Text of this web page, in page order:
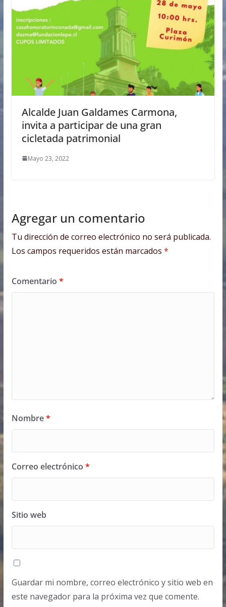
Alcalde Juan Galdames Carmona,
invita a participar de una gran
cicletada patrimonial
Mayo 23, 2022
Agregar un comentario
Tu dirección de correo electrónico no será publicada.
Los campos requeridos están marcados *
Comentario *
Nombre*
Correo electrónico *
Sitio web
Guardar mi nombre, correo electrónico y sitio web en
este navegador para la próxima vez que comente.